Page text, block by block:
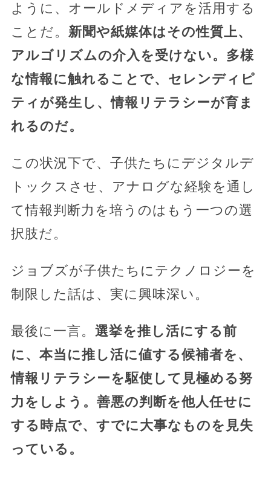
ように、オールドメディアを活用する
ことだ。 新聞や紙媒体はその性質上、
アルゴリズムの介入を受けない。多様
な情報に触れることで、セレンディピ
ティが発生し、情報リテラシーが育ま
れるのだ。
この状況下で、子供たちにデジタルデ
トックスさせ、アナログな経験を通し
て情報判断力を培うのはもう一つの選
択肢だ。
ジョブズが子供たちにテクノロジーを
制限した話は、実に興味深い。
最後に一言。 選挙を推し活にする前
に、本当に推し活に値する候補者を、
情報リテラシーを駆使して見極める努
力をしよう。善悪の判断を他人任せに
する時点で、すでに大事なものを見失
っている。